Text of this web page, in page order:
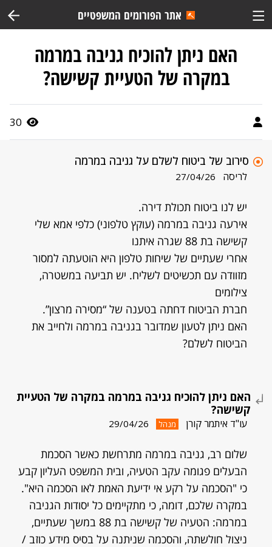
אתר הפורומים המשפטיים
האם ניתן להוכיח גניבה במרמה
במקרה של הטעיית קשישה?
30
סירוב של ביטוח לשלם על גניבה במרמה
לריסה 27/04/26
יש לנו ביטוח תכולת דירה.
אירעה גניבה במרמה (עוקץ טלפוני) כלפי אמא שלי
קשישה בת 88 שגרה איתנו
אחרי שעתיים של שיחות טלפון היא הוטעתה למסור
מזוודה עם תכשיטים לשליח. יש תביעה במשטרה,
צילומים
חברת הביטוח דחתה בטענה של “מסירה מרצון”.
האם ניתן לטעון שמדובר בגניבה במרמה ולחייב את
הביטוח לשלם?
האם ניתן להוכיח גניבה במרמה במקרה של הטעיית
קשישה?
עו"ד איתמר קורן מנהל 29/04/26
שלום רב, גניבה במרמה מתרחשת כאשר הסכמת
הבעלים פגומה עקב הטעיה, ובית המשפט העליון קבע
כי "הסכמה על רקע אי ידיעת האמת לאו הסכמה היא".
במקרה שלכם, דומה, כי מתקיימים כל יסודות הגניבה
במרמה: הטעיה של קשישה בת 88 במשך שעתיים,
ניצול חולשתה, והסכמה שניתנה על בסיס מידע כוזב /